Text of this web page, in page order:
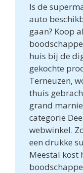
Is de
auto
gaan? Koop
huis bij de
gekochte
Terneuzen,
thuis
grand
categorie
webwinkel.
een drukke
Meestal kost